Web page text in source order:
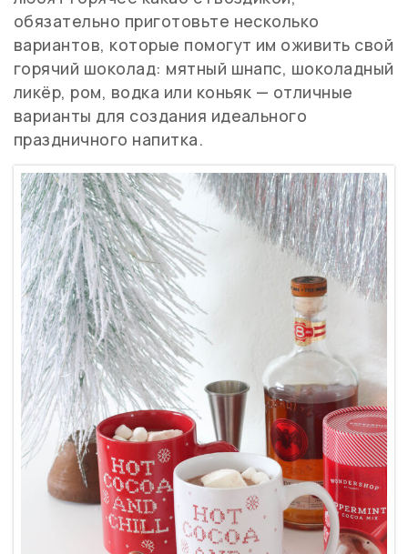
обязательно приготовьте несколько
вариантов, которые помогут им оживить свой
горячий шоколад: мятный шнапс, шоколадный
ликёр, ром, водка или коньяк — отличные
варианты для создания идеального
праздничного напитка.